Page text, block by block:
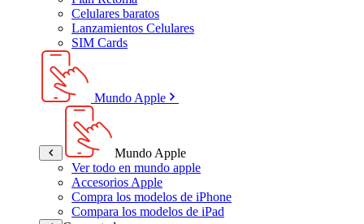
Celulares baratos
Lanzamientos Celulares
SIM Cards
Mundo Apple
Mundo Apple
Ver todo en mundo apple
Accesorios Apple
Compra los modelos de iPhone
Compara los modelos de iPad